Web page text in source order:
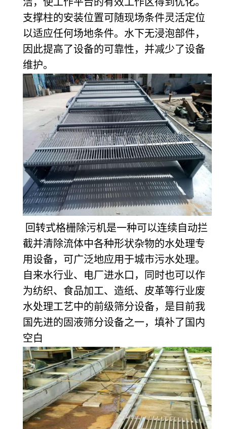
支撑柱的安装位置可随现场条件灵活定位
以适应任何场地条件。水下无浸泡部件，
因此提高了设备的可靠性，并减少了设备
维护。
回转式格栅除污机是一种可以连续自动拦
截并清除流体中各种形状杂物的水处理专
用设备，可广泛地应用于城市污水处理。
自来水行业、电厂进水口，同时也可以作
为纺织、食品加工、造纸、皮革等行业废
水处理工艺中的前级筛分设备，是目前我
国先进的固液筛分设备之一，填补了国内
空白